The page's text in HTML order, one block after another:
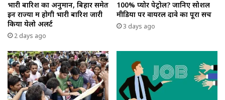
भारी बारिश का अनुमान, बिहार समेत
इन राज्यों में होगी भारी बारिश जारी
किया येलो अलर्ट
2 days ago
100% प्योर पेट्रोल? जानिए सोशल
मीडिया पर वायरल दावे का पूरा सच
3 days ago